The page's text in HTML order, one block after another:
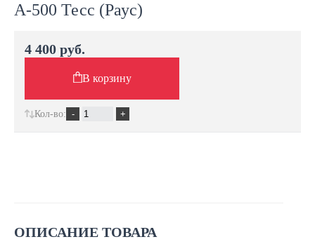
А-500 Тесс (Раус)
ОПИСАНИЕ ТОВАРА
4 400 руб.
В корзину
Кол-во: